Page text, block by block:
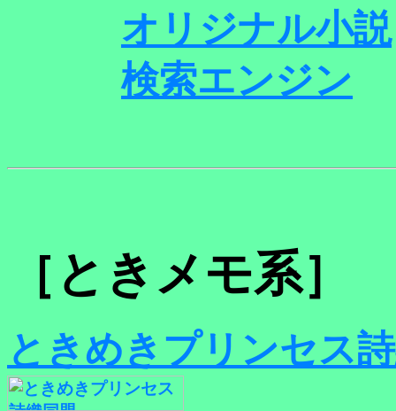
オリジナル小説
検索エンジン
［ときメモ系］
ときめきプリンセス